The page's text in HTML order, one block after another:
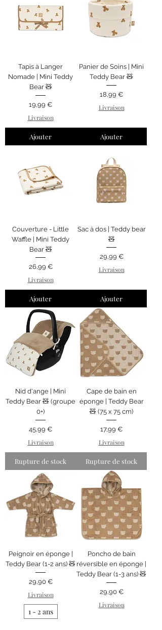
Tapis à Langer
Nomade | Mini Teddy
Bear 🧸
Prix
19,99 €
Livraison
Ajouter
Panier de Soins | Mini
Teddy Bear 🧸
Prix
18,99 €
Livraison
Ajouter
Couverture - Little
Waffle | Mini Teddy
Bear 🧸
Prix
26,99 €
Livraison
Ajouter
Sac à dos | Teddy bear
🧸
Prix
29,99 €
Livraison
Ajouter
Nid d'ange | Mini
Teddy Bear 🧸 (groupe
0+)
Prix
45,99 €
Livraison
Rupture de stock
Cape de bain en
éponge | Teddy Bear
🧸 (75 x 75 cm)
Prix
17,99 €
Livraison
Rupture de stock
Peignoir en éponge |
Teddy Bear (1-2 ans) 🧸
Prix
29,90 €
Livraison
1 - 2 ans
Poncho de bain
réversible en éponge |
Teddy Bear (1-3 ans) 🧸
Prix
29,90 €
Livraison